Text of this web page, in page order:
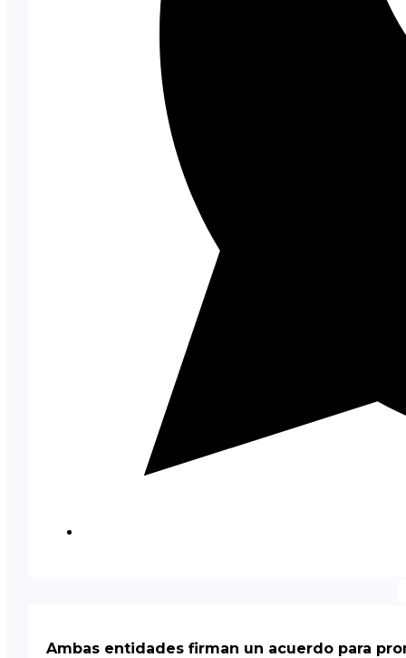
Ambas entidades firman un acuerdo para